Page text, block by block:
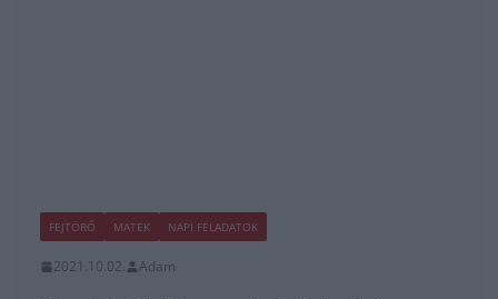
FEJTÖRŐ MATEK NAPI FELADATOK
2021.10.02. Adam